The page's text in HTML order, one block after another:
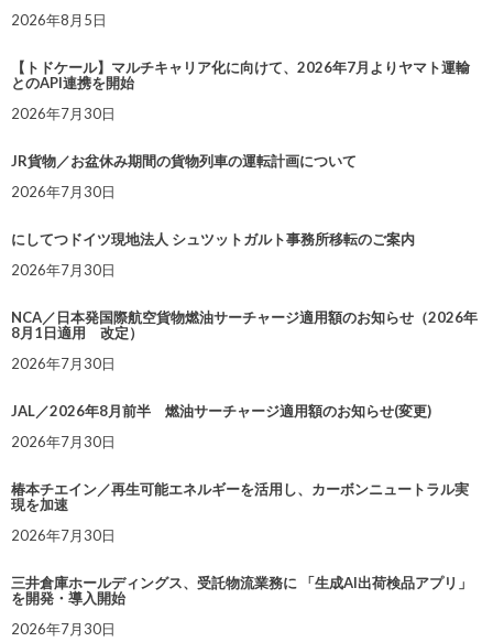
2026年8月5日
【トドケール】マルチキャリア化に向けて、2026年7月よりヤマト運輸
とのAPI連携を開始
2026年7月30日
JR貨物／お盆休み期間の貨物列車の運転計画について
2026年7月30日
にしてつドイツ現地法人 シュツットガルト事務所移転のご案内
2026年7月30日
NCA／日本発国際航空貨物燃油サーチャージ適用額のお知らせ（2026年
8月1日適用 改定）
2026年7月30日
JAL／2026年8月前半 燃油サーチャージ適用額のお知らせ(変更)
2026年7月30日
椿本チエイン／再生可能エネルギーを活用し、カーボンニュートラル実
現を加速
2026年7月30日
三井倉庫ホールディングス、受託物流業務に 「生成AI出荷検品アプリ」
を開発・導入開始
2026年7月30日